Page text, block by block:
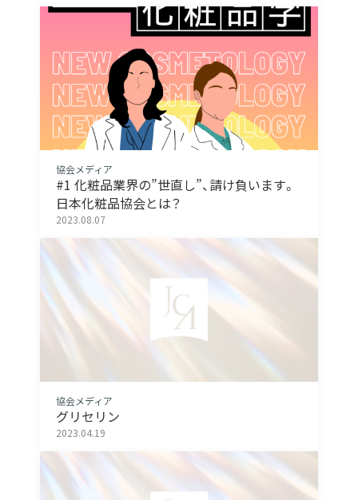
協会メディア
#1 化粧品業界の”世直し”、請け負います。
日本化粧品協会とは？
2023.08.07
協会メディア
グリセリン
2023.04.19